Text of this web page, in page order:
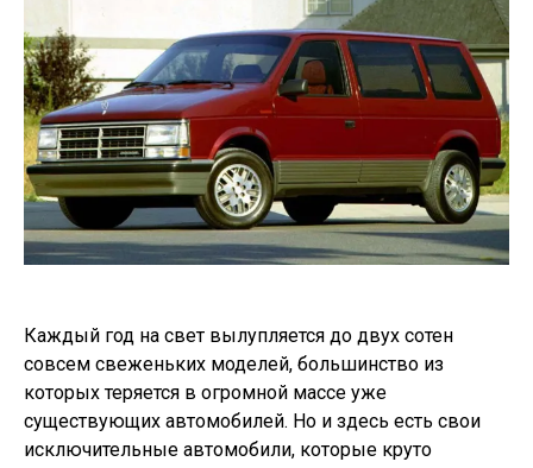
Каждый год на свет вылупляется до двух сотен
совсем свеженьких моделей, большинство из
которых теряется в огромной массе уже
существующих автомобилей. Но и здесь есть свои
исключительные автомобили, которые круто